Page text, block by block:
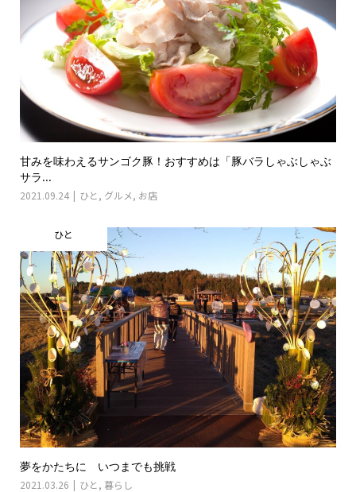
甘みを味わえるサンゴク豚！おすすめは「豚バラしゃぶしゃぶ
サラ...
2021.09.24 ひと , グルメ, お店
ひと
夢をかたちに いつまでも挑戦
2021.03.26 ひと , 暮らし